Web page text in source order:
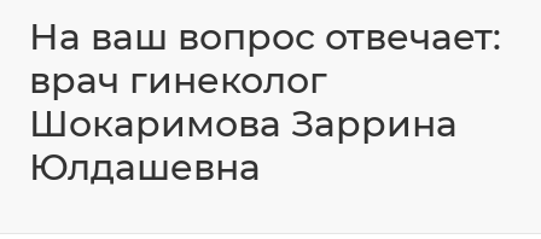
На ваш вопрос отвечает:
врач гинеколог
Шокаримова Заррина
Юлдашевна